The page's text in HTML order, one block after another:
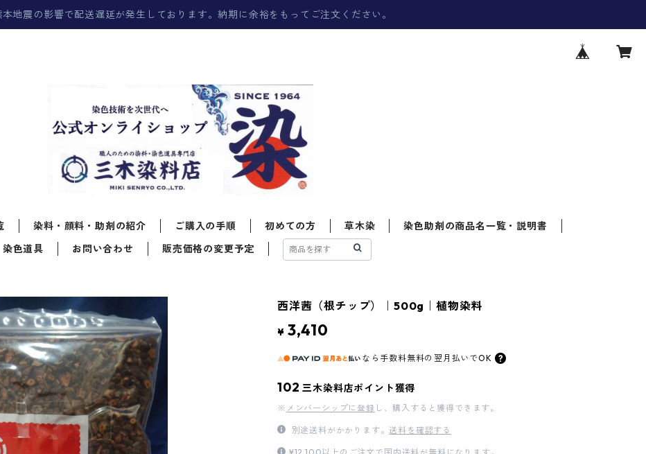
本地震の影響で配送遅延が発生しております。納期に余裕をもってご注文ください。
染料・顔料・助剤の紹介 ご購入の手順 初めての方 草木染
染色助剤の商品名一覧・説明書
染色道具
お問い合わせ 販売価格の変更予定
西洋茜（根チップ）｜500g｜植物染料
¥ 3,410
なら 手数料無料の 翌月払いでOK
102 三木染料店ポイント獲得
※ メンバーシップに登録 し、購入すると獲得できます。
別途送料がかかります。送料を確認する